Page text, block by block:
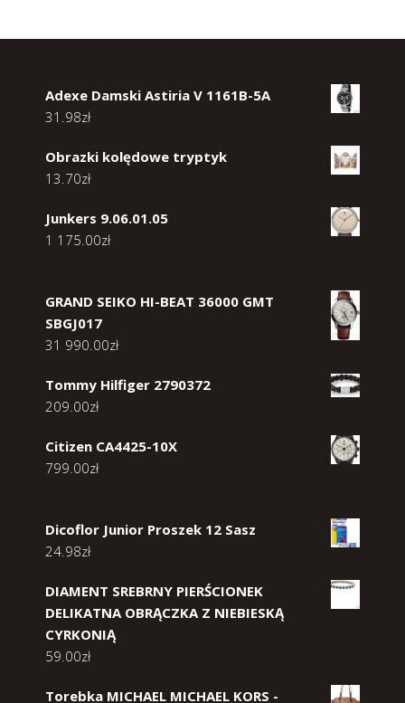
Adexe Damski Astiria V 1161B-5A
31.98zł
Obrazki kolędowe tryptyk
13.70zł
Junkers 9.06.01.05
1 175.00zł
GRAND SEIKO HI-BEAT 36000 GMT
SBGJ017
31 990.00zł
Tommy Hilfiger 2790372
209.00zł
Citizen CA4425-10X
799.00zł
Dicoflor Junior Proszek 12 Sasz
24.98zł
DIAMENT SREBRNY PIERŚCIONEK
DELIKATNA OBRĄCZKA Z NIEBIESKĄ
CYRKONIĄ
59.00zł
Torebka MICHAEL MICHAEL KORS -